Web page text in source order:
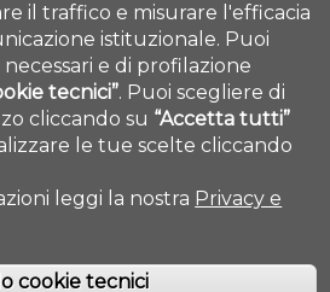
Trasparente
Privacy
Contatti
Cookie settings
il traffico e misurare l'efficacia
istituzionale. Puoi
e di profilazione
tecnici”. Puoi scegliere di
cliccando su “Accetta tutti”
le tue scelte cliccando
leggi la nostra Privacy e
cookie tecnici